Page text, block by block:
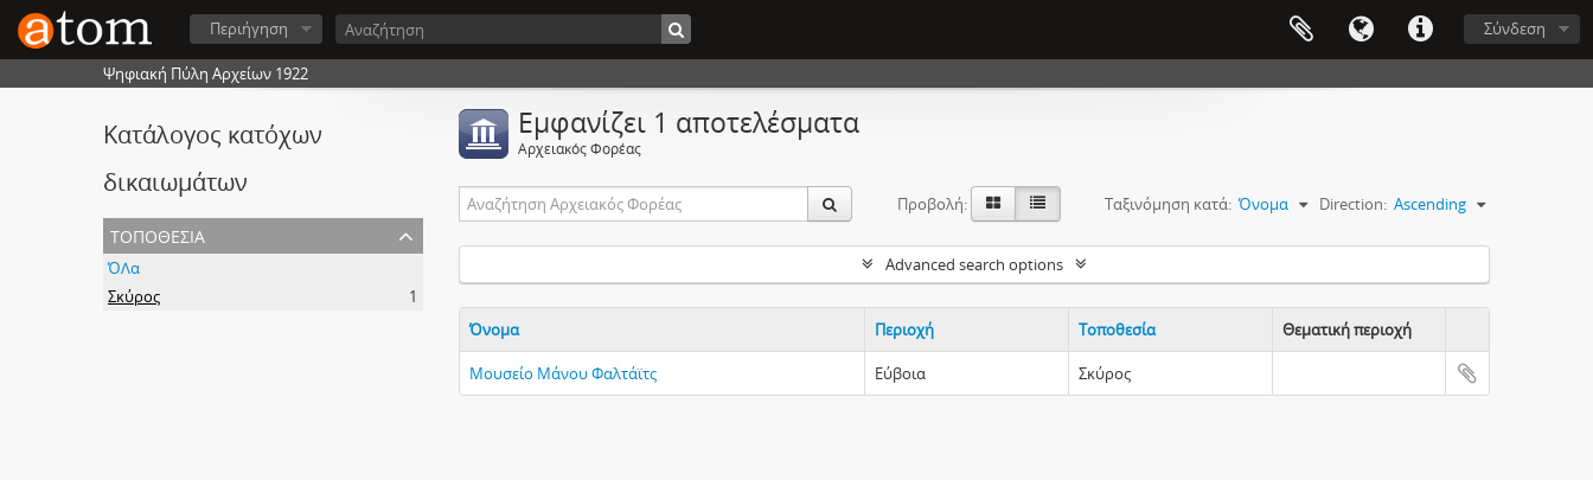
Σύνδεση
Περιήγηση
Ψηφιακή Πύλη Αρχείων 1922
Κατάλογος κατόχων
δικαιωμάτων
τοποθεσία
ΌΛα
Σκύρος
1
Εμφανίζει 1 αποτελέσματα
Αρχειακός Φορέας
Προβολή: Ταξινόμηση κατά: Όνομα Direction: Ascending
Advanced search options
Όνομα Περιοχή Τοποθεσία
Θεματική περιοχή
Clipboard
Μουσείο Μάνου Φαλτάϊτς
Εύβοια Σκύρος